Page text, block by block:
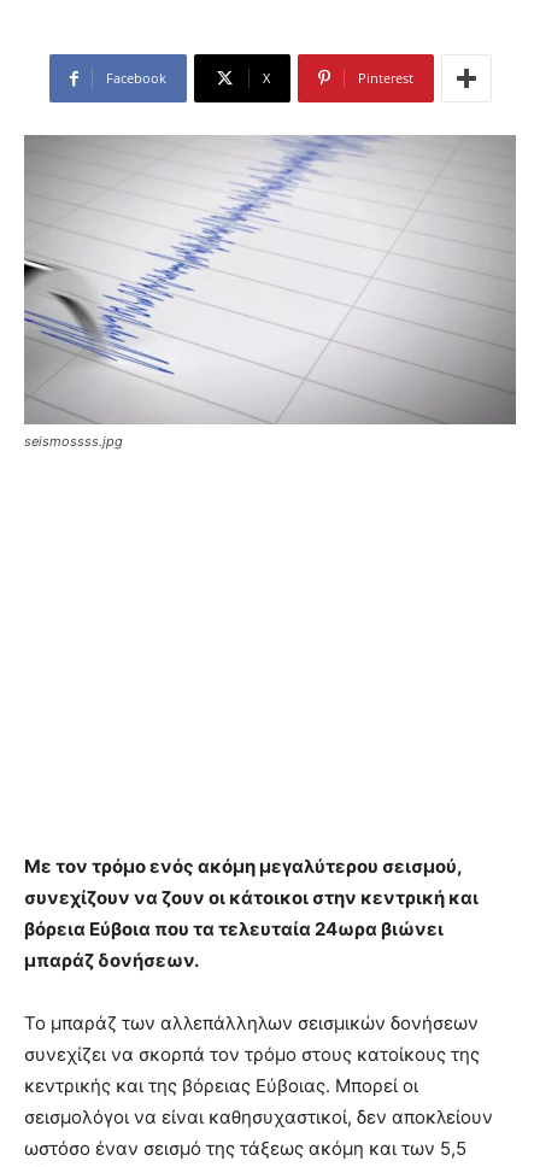
Facebook X Pinterest
seismossss.jpg
Με τον τρόμο ενός ακόμη μεγαλύτερου σεισμού,
συνεχίζουν να ζουν οι κάτοικοι στην κεντρική και
βόρεια Εύβοια που τα τελευταία 24ωρα βιώνει
μπαράζ δονήσεων.
Το μπαράζ των αλλεπάλληλων σεισμικών δονήσεων
συνεχίζει να σκορπά τον τρόμο στους κατοίκους της
κεντρικής και της βόρειας Εύβοιας. Μπορεί οι
σεισμολόγοι να είναι καθησυχαστικοί, δεν αποκλείουν
ωστόσο έναν σεισμό της τάξεως ακόμη και των 5,5